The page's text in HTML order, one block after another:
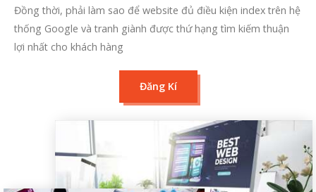
Đồng thời, phải làm sao để website đủ điều kiện index trên hệ
thống Google và tranh giành được thứ hạng tìm kiếm thuận
lợi nhất cho khách hàng
Đăng Kí